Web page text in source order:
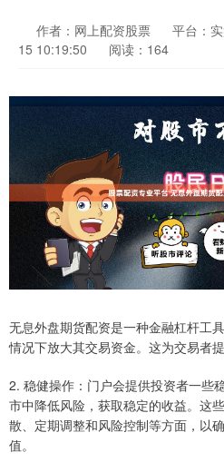
作者：网上配资股票 平台：
15 10:19:50
阅读：164
无息外盘期货配资是一种金融杠杆工
情况下放大其交易资金。这为交易者
2. 稳健操作：门户会提供投资者一些
市中降低风险，获取稳定的收益。这
散、定期调整和风险控制等方面，以
值。